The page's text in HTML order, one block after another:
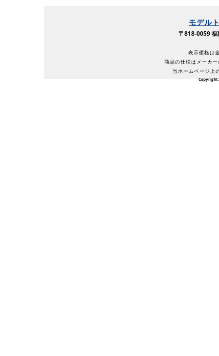
モデル
〒818-0059
表示価格は
商品の仕様はメーカ
当ホームページ上
Copyright